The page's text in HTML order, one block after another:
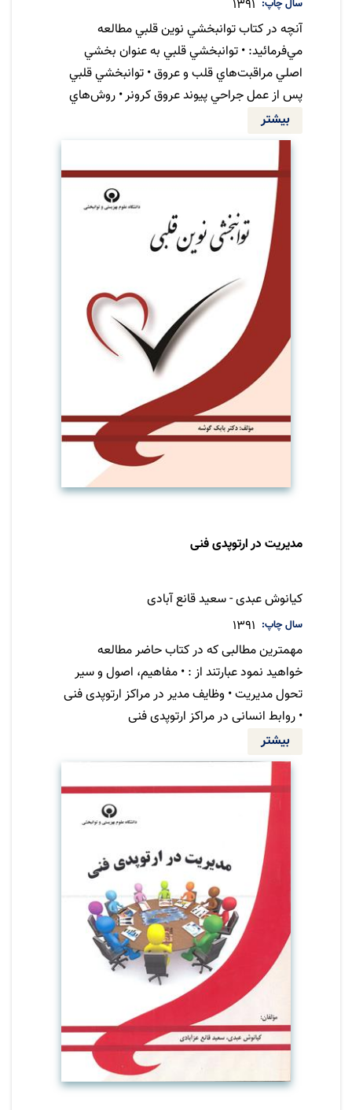
1391
آنچه در كتاب توانبخشي نوين قلبي مطالعه
مي‌فرمائيد: • توانبخشي قلبي به عنوان بخشي
اصلي مراقبت‌هاي قلب و عروق • توانبخشي قلبي
پس از عمل جراحي پيوند عروق كرونر • روش‌هاي
بيماران كرونر قلبي......
بیشتر
مدیریت در ارتوپدی فنی
کیانوش عبدی - سعید قانع آبادی
سال چاپ
1391
مهمترین مطالبی که در کتاب حاضر مطالعه
خواهید نمود عبارتند از : • مفاهیم، اصول و سیر
تحول مدیریت • وظایف مدیر در مراکز ارتوپدی فنی
• روابط انسانی در مراکز ارتوپدی فنی
بیشتر